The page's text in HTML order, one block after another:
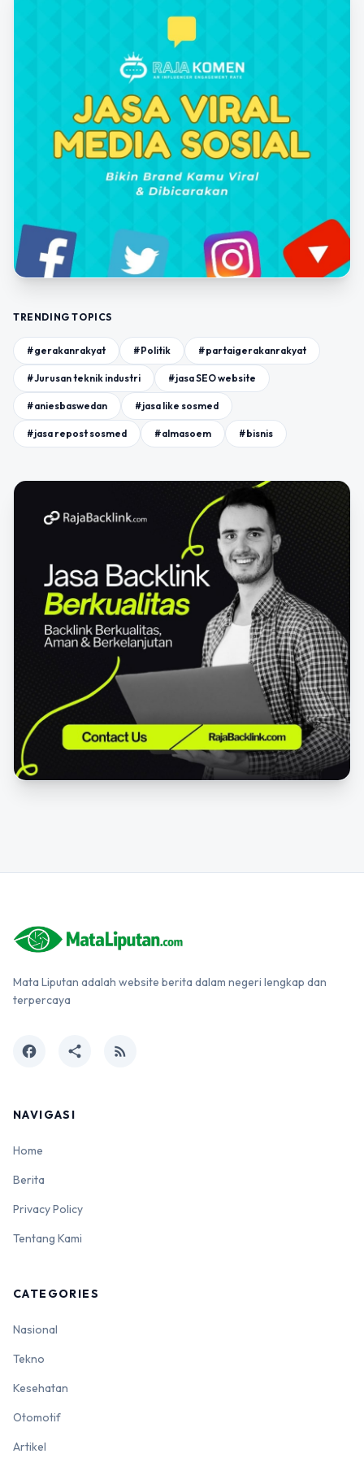
TRENDING TOPICS
#gerakanrakyat #Politik #partaigerakanrakyat
#Jurusan teknik industri #jasa SEO website
#aniesbaswedan #jasa like sosmed
#jasa repost sosmed #almasoem #bisnis
Mata Liputan adalah website berita dalam negeri lengkap dan
terpercaya
facebook share rss_feed
NAVIGASI
Home
Berita
Privacy Policy
Tentang Kami
CATEGORIES
Nasional
Tekno
Kesehatan
Otomotif
Artikel